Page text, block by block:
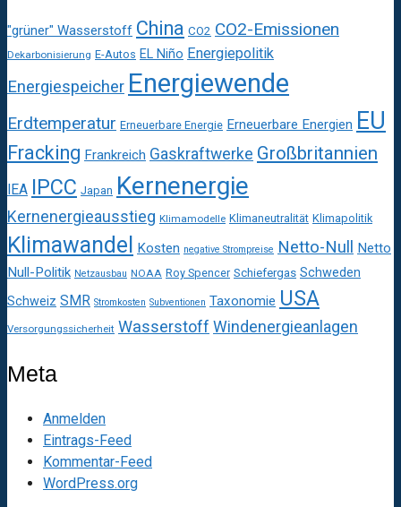
"grüner" Wasserstoff China CO2 CO2-Emissionen
Dekarbonisierung E-Autos EL Niño Energiepolitik
Energiespeicher Energiewende
Erdtemperatur Erneuerbare Energie Erneuerbare Energien EU
Fracking Frankreich Gaskraftwerke Großbritannien
IEA IPCC Japan Kernenergie
Kernenergieausstieg Klimamodelle Klimaneutralität Klimapolitik
Klimawandel Kosten negative Strompreise Netto-Null
Netto
Null-Politik Netzausbau NOAA Roy Spencer Schiefergas Schweden
Schweiz SMR Stromkosten Subventionen Taxonomie USA
Versorgungssicherheit Wasserstoff Windenergieanlagen
Meta
Anmelden
Eintrags-Feed
Kommentar-Feed
WordPress.org